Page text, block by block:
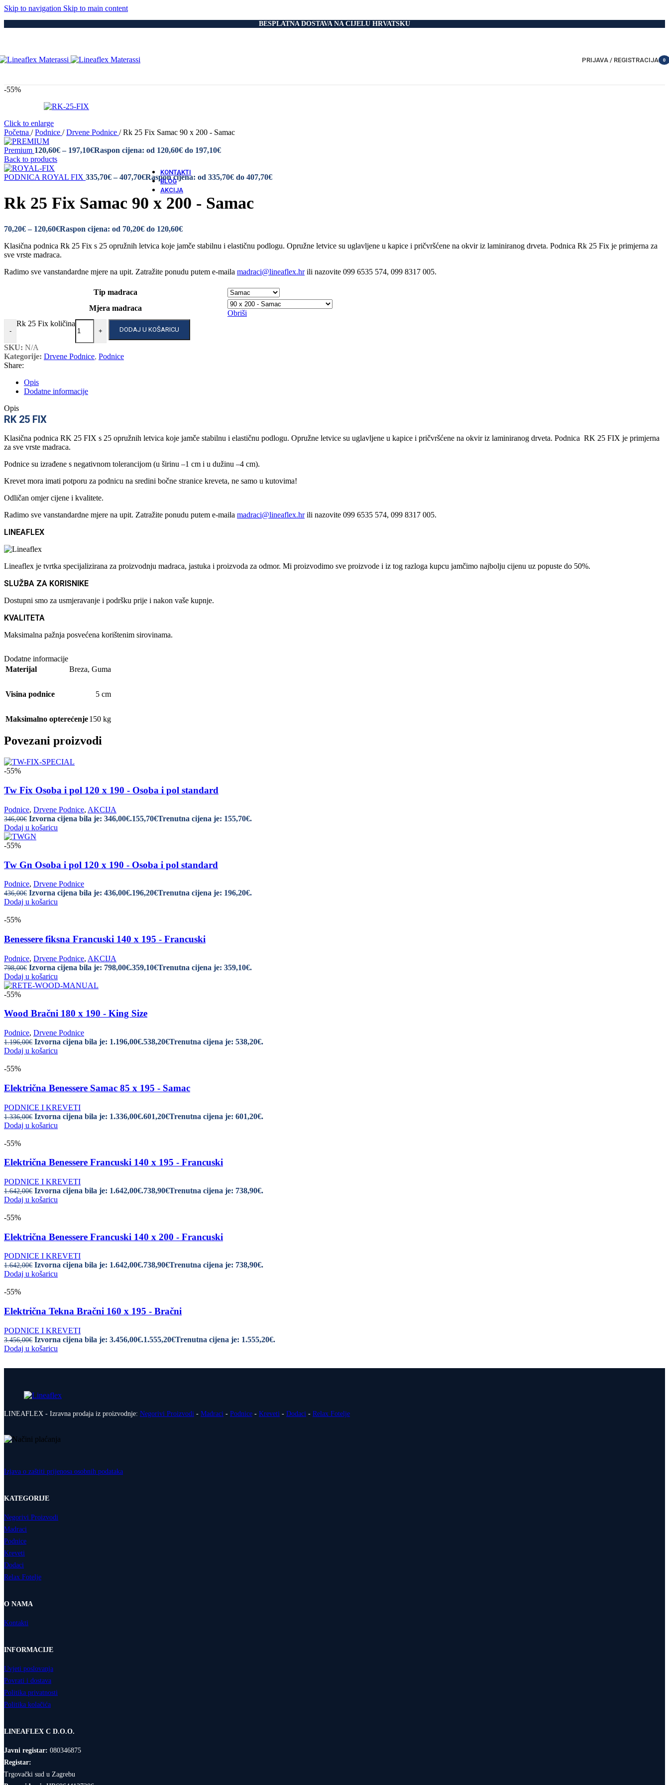
Skip to navigation Skip to main content
BESPLATNA DOSTAVA NA CIJELU HRVATSKU
Drvene Podnice
Metalni Okvir
Relax Fotelje
Vatro Otporni Madraci
KONTAKTI
BLOG
AKCIJA
PRIJAVA / REGISTRACIJA
0
-55%
Click to enlarge
Početna / Podnice / Drvene Podnice / Rk 25 Fix Samac 90 x 200 - Samac
Premium 120,60€ – 197,10€Raspon cijena: od 120,60€ do 197,10€
Back to products
PODNICA ROYAL FIX 335,70€ – 407,70€Raspon cijena: od 335,70€ do 407,70€
Rk 25 Fix Samac 90 x 200 - Samac
70,20€ – 120,60€Raspon cijena: od 70,20€ do 120,60€
Klasična podnica Rk 25 Fix s 25 opružnih letvica koje jamče stabilnu i elastičnu podlogu. Opružne letvice su uglavljene u kapice i pričvršćene na okvir iz laminiranog drveta. Podnica Rk 25 Fix je primjerna za
sve vrste madraca.
Radimo sve vanstandardne mjere na upit. Zatražite ponudu putem e-maila madraci@lineaflex.hrili nazovite 099 6535 574, 099 8317 005.
Tip madraca
Mjera madraca
Obriši
-
Rk 25 Fix količina
+ DODAJ U KOŠARICU
SKU: N/A
Kategorije: Drvene Podnice, Podnice
Share:
Opis
Dodatne informacije
Opis
RK 25 FIX
Klasična podnica RK 25 FIX s 25 opružnih letvica koje jamče stabilnu i elastičnu podlogu. Opružne letvice su uglavljene u kapice i pričvršćene na okvir iz laminiranog drveta. Podnica RK 25 FIX je primjerna
za sve vrste madraca.
Podnice su izrađene s negativnom tolerancijom (u širinu –1 cm i u dužinu –4 cm).
Krevet mora imati potporu za podnicu na sredini bočne stranice kreveta, ne samo u kutovima!
Odličan omjer cijene i kvalitete.
Radimo sve vanstandardne mjere na upit. Zatražite ponudu putem e-maila madraci@lineaflex.hrili nazovite 099 6535 574, 099 8317 005.
LINEAFLEX
Lineaflex je tvrtka specijalizirana za proizvodnju madraca, jastuka i proizvoda za odmor. Mi proizvodimo sve proizvode i iz tog razloga kupcu jamčimo najbolju cijenu uz popuste do 50%.
SLUŽBA ZA KORISNIKE
Dostupni smo za usmjeravanje i podršku prije i nakon vaše kupnje.
KVALITETA
Maksimalna pažnja posvećena korištenim sirovinama.
Dodatne informacije
Materijal
Breza, Guma
Visina podnice 5 cm
Maksimalno opterećenje150 kg
Povezani proizvodi
-55%
Tw Fix Osoba i pol 120 x 190 - Osoba i pol standard
Podnice, Drvene Podnice, AKCIJA
346,00€ Izvorna cijena bila je: 346,00€.155,70€Trenutna cijena je: 155,70€.
Dodaj u košaricu
-55%
Tw Gn Osoba i pol 120 x 190 - Osoba i pol standard
Podnice, Drvene Podnice
436,00€ Izvorna cijena bila je: 436,00€.196,20€Trenutna cijena je: 196,20€.
Dodaj u košaricu
-55%
Benessere fiksna Francuski 140 x 195 - Francuski
Podnice, Drvene Podnice, AKCIJA
798,00€ Izvorna cijena bila je: 798,00€.359,10€Trenutna cijena je: 359,10€.
Dodaj u košaricu
-55%
Wood Bračni 180 x 190 - King Size
Podnice, Drvene Podnice
1.196,00€ Izvorna cijena bila je: 1.196,00€.538,20€Trenutna cijena je: 538,20€.
Dodaj u košaricu
-55%
Električna Benessere Samac 85 x 195 - Samac
PODNICE I KREVETI
1.336,00€ Izvorna cijena bila je: 1.336,00€.601,20€Trenutna cijena je: 601,20€.
Dodaj u košaricu
-55%
Električna Benessere Francuski 140 x 195 - Francuski
PODNICE I KREVETI
1.642,00€ Izvorna cijena bila je: 1.642,00€.738,90€Trenutna cijena je: 738,90€.
Dodaj u košaricu
-55%
Električna Benessere Francuski 140 x 200 - Francuski
PODNICE I KREVETI
1.642,00€ Izvorna cijena bila je: 1.642,00€.738,90€Trenutna cijena je: 738,90€.
Dodaj u košaricu
-55%
Električna Tekna Bračni 160 x 195 - Bračni
PODNICE I KREVETI
3.456,00€ Izvorna cijena bila je: 3.456,00€.1.555,20€Trenutna cijena je: 1.555,20€.
Dodaj u košaricu
LINEAFLEX - Izravna prodaja iz proizvodnje: Negorivi Proizvodi - Madraci - Podnice - Kreveti - Dodaci - Relax Fotelje
Izjava o zaštiti prijenosa osobnih podataka
KATEGORIJE
Negorivi Proizvodi
Madraci
Podnice
Kreveti
Dodaci
Relax Fotelje
O NAMA
Kontakti
INFORMACIJE
Uvjeti poslovanja
Povrati i dostava
Politika privatnosti
Politika kolačića
LINEAFLEX C D.O.O.
Javni registar: 080346875
Registar:
Trgovački sud u Zagrebu